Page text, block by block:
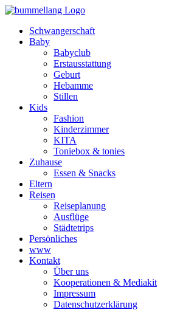
Schwangerschaft
Baby
Babyclub
Erstausstattung
Geburt
Hebamme
Stillen
Kids
Fashion
Kinderzimmer
KITA
Toniebox & tonies
Zuhause
Essen & Snacks
Eltern
Reisen
Reiseplanung
Ausflüge
Städtetrips
Persönliches
www
Kontakt
Über uns
Kooperationen & Mediakit
Impressum
Datenschutzerklärung